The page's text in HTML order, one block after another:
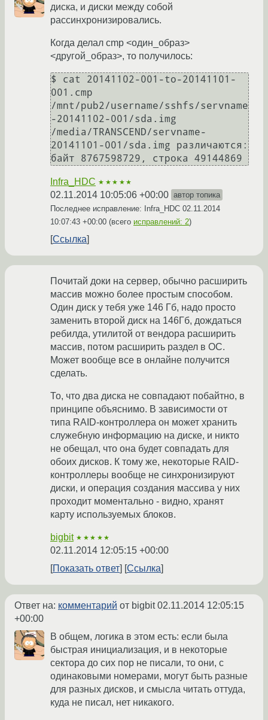
диска, и диски между собой
рассинхронизировались.
Когда делал cmp <один_образ>
<другой_образ>, то получилось:
$ cat 20141102-001-to-20141101-
001.cmp
/mnt/pub2/username/sshfs/servname
-20141102-001/sda.img
/media/TRANSCEND/servname-
20141101-001/sda.img различаются:
Infra_HDC ★★★★★
02.11.2014 10:05:06 +00:00 автор топика
Последнее исправление: Infra_HDC 02.11.2014
10:07:43 +00:00 (всего исправлений: 2)
Ссылка
Почитай доки на сервер, обычно расширить
массив можно более простым способом.
Один диск у тебя уже 146 Гб, надо просто
заменить второй диск на 146Гб, дождаться
ребилда, утилитой от вендора расширить
массив, потом расширить раздел в ОС.
Может вообще все в онлайне получится
сделать.
То, что два диска не совпадают побайтно, в
принципе объяснимо. В зависимости от
типа RAID-контроллера он может хранить
служебную информацию на диске, и никто
не обещал, что она будет совпадать для
обоих дисков. К тому же, некоторые RAID-
контроллеры вообще не синхронизируют
диски, и операция создания массива у них
проходит моментально - видно, хранят
карту используемых блоков.
bigbit ★★★★★
02.11.2014 12:05:15 +00:00
Показать ответ
Ссылка
Ответ на: комментарий от bigbit02.11.2014 12:05:15
+00:00
В общем, логика в этом есть: если была
быстрая инициализация, и в некоторые
сектора до сих пор не писали, то они, с
одинаковыми номерами, могут быть разные
для разных дисков, и смысла читать оттуда,
куда не писал, нет никакого.